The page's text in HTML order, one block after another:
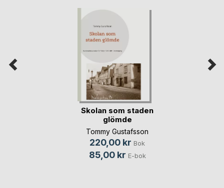
Skolan som staden
glömde
Tommy Gustafsson
220,00 kr Bok
85,00 kr E-bok